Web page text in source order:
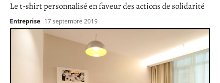
Le t-shirt personnalisé en faveur des actions de solidarité
Entreprise 17 septembre 2019